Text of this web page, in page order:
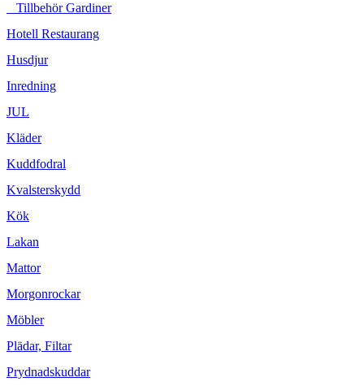
Tillbehör Gardiner
Hotell Restaurang
Husdjur
Inredning
JUL
Kläder
Kuddfodral
Kvalsterskydd
Kök
Lakan
Mattor
Morgonrockar
Möbler
Plädar, Filtar
Prydnadskuddar